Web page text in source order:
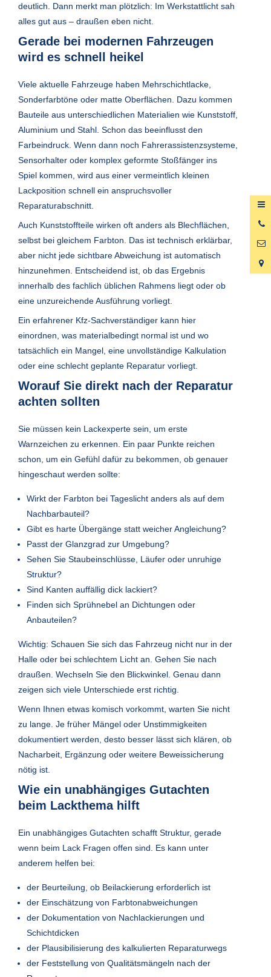
deutlich. Dann merkt man plötzlich: Im Werkstattlicht sah
alles gut aus – draußen eben nicht.
Gerade bei modernen Fahrzeugen
wird es schnell heikel
Viele aktuelle Fahrzeuge haben Mehrschichtlacke,
Sonderfarbtöne oder matte Oberflächen. Dazu kommen
Bauteile aus unterschiedlichen Materialien wie Kunststoff,
Aluminium und Stahl. Schon das beeinflusst den
Farbeindruck. Wenn dann noch Fahrerassistenzsysteme,
Sensorhalter oder komplex geformte Stoßfänger ins
Spiel kommen, wird aus einer vermeintlich kleinen
Lackposition schnell ein anspruchsvoller
Reparaturabschnitt.
Auch Kunststoffteile wirken oft anders als Blechflächen,
selbst bei gleichem Farbton. Das ist technisch erklärbar,
aber nicht jede sichtbare Abweichung ist automatisch
hinzunehmen. Entscheidend ist, ob das Ergebnis
innerhalb des fachlich üblichen Rahmens liegt oder ob
eine unzureichende Ausführung vorliegt.
Ein erfahrener Kfz-Sachverständiger kann hier
einordnen, was materialbedingt normal ist und wo
tatsächlich ein Mangel, eine unvollständige Kalkulation
oder eine schlecht geplante Reparatur vorliegt.
Worauf Sie direkt nach der Reparatur
achten sollten
Sie müssen kein Lackexperte sein, um erste
Warnzeichen zu erkennen. Ein paar Punkte reichen
schon, um ein Gefühl dafür zu bekommen, ob genauer
hingeschaut werden sollte:
Wirkt der Farbton bei Tageslicht anders als auf dem
Nachbarbauteil?
Gibt es harte Übergänge statt weicher Angleichung?
Passt der Glanzgrad zur Umgebung?
Sehen Sie Staubeinschlüsse, Läufer oder unruhige
Struktur?
Sind Kanten auffällig dick lackiert?
Finden sich Sprühnebel an Dichtungen oder
Anbauteilen?
Wichtig: Schauen Sie sich das Fahrzeug nicht nur in der
Halle oder bei schlechtem Licht an. Gehen Sie nach
draußen. Wechseln Sie den Blickwinkel. Genau dann
zeigen sich viele Unterschiede erst richtig.
Wenn Ihnen etwas komisch vorkommt, warten Sie nicht
zu lange. Je früher Mängel oder Unstimmigkeiten
dokumentiert werden, desto besser lässt sich klären, ob
Nacharbeit, Ergänzung oder weitere Beweissicherung
nötig ist.
Wie ein unabhängiges Gutachten
beim Lackthema hilft
Ein unabhängiges Gutachten schafft Struktur, gerade
wenn beim Lack Fragen offen sind. Es kann unter
anderem helfen bei:
der Beurteilung, ob Beilackierung erforderlich ist
der Einschätzung von Farbtonabweichungen
der Dokumentation von Nachlackierungen und
Schichtdicken
der Plausibilisierung des kalkulierten Reparaturwegs
der Feststellung von Qualitätsmängeln nach der